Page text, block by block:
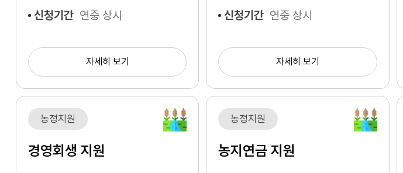
신청기간 연중 상시
자세히 보기
신청기간 연중 상시
자세히 보기
농정지원
경영회생 지원
농정지원
농지연금 지원